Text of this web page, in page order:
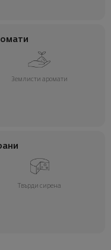
Землисти аромати
Твърди сирена